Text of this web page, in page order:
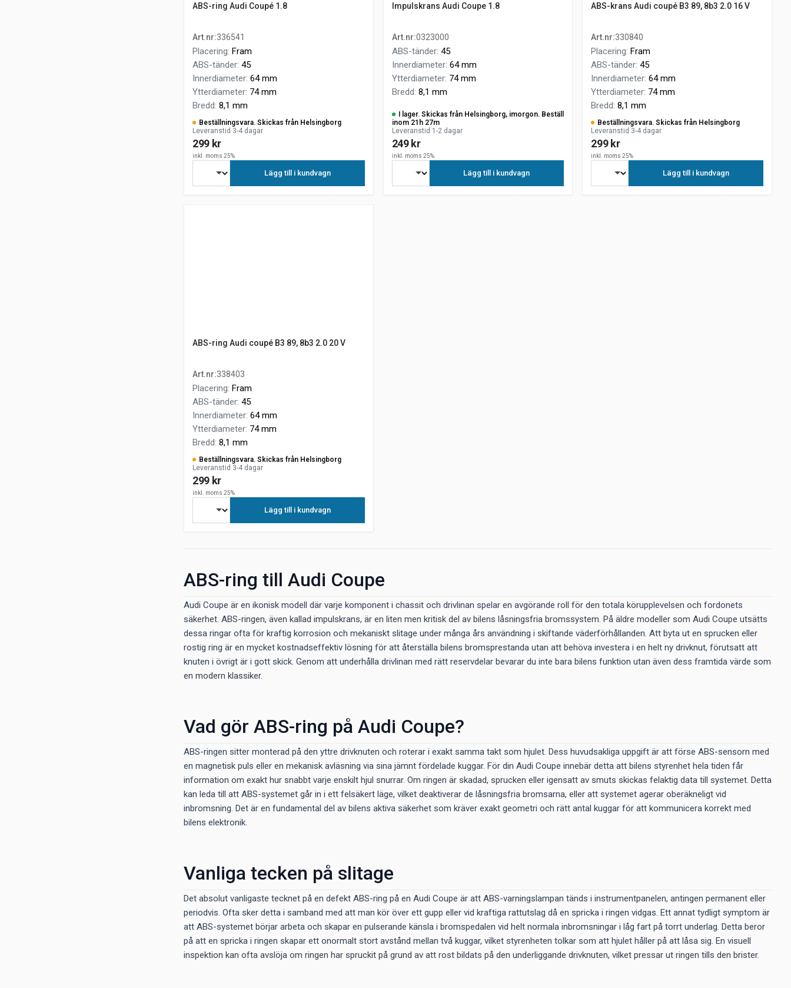
ABS-ring Audi Coupé 1.8
Art.nr:336541
Placering: Fram
ABS-tänder: 45
Innerdiameter: 64 mm
Ytterdiameter: 74 mm
Bredd: 8,1 mm
Beställningsvara. Skickas från Helsingborg
Leveranstid 3-4 dagar
299 kr
inkl. moms 25%
Lägg till i kundvagn
Impulskrans Audi Coupe 1.8
Art.nr:0323000
ABS-tänder: 45
Innerdiameter: 64 mm
Ytterdiameter: 74 mm
Bredd: 8,1 mm
I lager. Skickas från Helsingborg, imorgon. Beställ
inom 21h 27m
Leveranstid 1-2 dagar
249 kr
inkl. moms 25%
Lägg till i kundvagn
ABS-krans Audi coupé B3 89, 8b3 2.0 16 V
Art.nr:330840
Placering: Fram
ABS-tänder: 45
Innerdiameter: 64 mm
Ytterdiameter: 74 mm
Bredd: 8,1 mm
Beställningsvara. Skickas från Helsingborg
Leveranstid 3-4 dagar
299 kr
inkl. moms 25%
Lägg till i kundvagn
ABS-ring Audi coupé B3 89, 8b3 2.0 20 V
Art.nr:338403
Placering: Fram
ABS-tänder: 45
Innerdiameter: 64 mm
Ytterdiameter: 74 mm
Bredd: 8,1 mm
Beställningsvara. Skickas från Helsingborg
Leveranstid 3-4 dagar
299 kr
inkl. moms 25%
Lägg till i kundvagn
ABS-ring till Audi Coupe
Audi Coupe är en ikonisk modell där varje komponent i chassit och drivlinan spelar en avgörande roll för den totala körupplevelsen och fordonets
säkerhet. ABS-ringen, även kallad impulskrans, är en liten men kritisk del av bilens låsningsfria bromssystem. På äldre modeller som Audi Coupe utsätts
dessa ringar ofta för kraftig korrosion och mekaniskt slitage under många års användning i skiftande väderförhållanden. Att byta ut en sprucken eller
rostig ring är en mycket kostnadseffektiv lösning för att återställa bilens bromsprestanda utan att behöva investera i en helt ny drivknut, förutsatt att
knuten i övrigt är i gott skick. Genom att underhålla drivlinan med rätt reservdelar bevarar du inte bara bilens funktion utan även dess framtida värde som
en modern klassiker.
Vad gör ABS-ring på Audi Coupe?
ABS-ringen sitter monterad på den yttre drivknuten och roterar i exakt samma takt som hjulet. Dess huvudsakliga uppgift är att förse ABS-sensorn med
en magnetisk puls eller en mekanisk avläsning via sina jämnt fördelade kuggar. För din Audi Coupe innebär detta att bilens styrenhet hela tiden får
information om exakt hur snabbt varje enskilt hjul snurrar. Om ringen är skadad, sprucken eller igensatt av smuts skickas felaktig data till systemet. Detta
kan leda till att ABS-systemet går in i ett felsäkert läge, vilket deaktiverar de låsningsfria bromsarna, eller att systemet agerar oberäkneligt vid
inbromsning. Det är en fundamental del av bilens aktiva säkerhet som kräver exakt geometri och rätt antal kuggar för att kommunicera korrekt med
bilens elektronik.
Vanliga tecken på slitage
Det absolut vanligaste tecknet på en defekt ABS-ring på en Audi Coupe är att ABS-varningslampan tänds i instrumentpanelen, antingen permanent eller
periodvis. Ofta sker detta i samband med att man kör över ett gupp eller vid kraftiga rattutslag då en spricka i ringen vidgas. Ett annat tydligt symptom är
att ABS-systemet börjar arbeta och skapar en pulserande känsla i bromspedalen vid helt normala inbromsningar i låg fart på torrt underlag. Detta beror
på att en spricka i ringen skapar ett onormalt stort avstånd mellan två kuggar, vilket styrenheten tolkar som att hjulet håller på att låsa sig. En visuell
inspektion kan ofta avslöja om ringen har spruckit på grund av att rost bildats på den underliggande drivknuten, vilket pressar ut ringen tills den brister.